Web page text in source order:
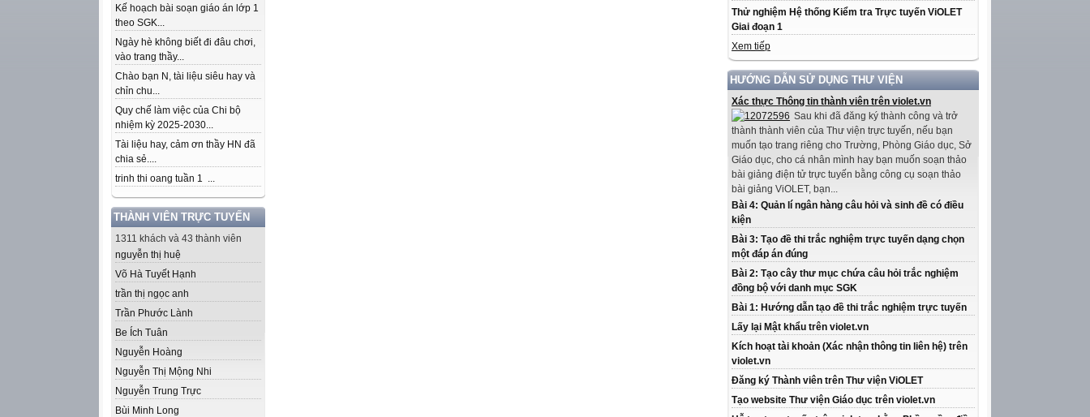
Kế hoạch bài soạn giáo án lớp 1
theo SGK...
Ngày hè không biết đi đâu chơi,
vào trang thầy...
Chào bạn N, tài liệu siêu hay và
chỉn chu...
Quy chế làm việc của Chi bộ
nhiệm kỳ 2025-2030...
Tài liệu hay, cảm ơn thầy HN đã
chia sẻ....
trinh thi oang tuần 1 ...
THÀNH VIÊN TRỰC TUYẾN
1311 khách và 43 thành viên
nguyễn thị huệ
Võ Hà Tuyết Hạnh
trần thị ngọc anh
Trần Phước Lành
Be Ích Tuân
Nguyễn Hoàng
Nguyễn Thị Mộng Nhi
Nguyễn Trung Trực
Bùi Minh Long
Thử nghiệm Hệ thống Kiểm tra Trực tuyến ViOLET
Giai đoạn 1
Xem tiếp
HƯỚNG DẪN SỬ DỤNG THƯ VIỆN
Xác thực Thông tin thành viên trên violet.vn
Sau khi đã đăng ký thành công và trở
thành thành viên của Thư viện trực tuyến, nếu bạn
muốn tạo trang riêng cho Trường, Phòng Giáo dục, Sở
Giáo dục, cho cá nhân mình hay bạn muốn soạn thảo
bài giảng điện tử trực tuyến bằng công cụ soạn thảo
bài giảng ViOLET, bạn...
Bài 4: Quản lí ngân hàng câu hỏi và sinh đề có điều
kiện
Bài 3: Tạo đề thi trắc nghiệm trực tuyến dạng chọn
một đáp án đúng
Bài 2: Tạo cây thư mục chứa câu hỏi trắc nghiệm
đồng bộ với danh mục SGK
Bài 1: Hướng dẫn tạo đề thi trắc nghiệm trực tuyến
Lấy lại Mật khẩu trên violet.vn
Kích hoạt tài khoản (Xác nhận thông tin liên hệ) trên
violet.vn
Đăng ký Thành viên trên Thư viện ViOLET
Tạo website Thư viện Giáo dục trên violet.vn